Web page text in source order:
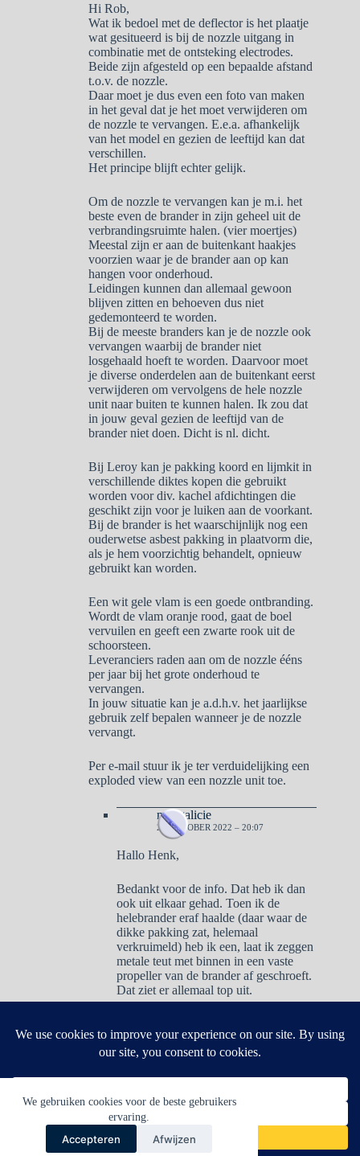
We gebruiken cookies voor de beste gebruikers
ervaring.
Accepteren Afwijzen
Hi Rob,
Wat ik bedoel met de deflector is het plaatje
wat gesitueerd is bij de nozzle uitgang in
combinatie met de ontsteking electrodes.
Beide zijn afgesteld op een bepaalde afstand
t.o.v. de nozzle.
Daar moet je dus even een foto van maken
in het geval dat je het moet verwijderen om
de nozzle te vervangen. E.e.a. afhankelijk
van het model en gezien de leeftijd kan dat
verschillen.
Het principe blijft echter gelijk.
Om de nozzle te vervangen kan je m.i. het
beste even de brander in zijn geheel uit de
verbrandingsruimte halen. (vier moertjes)
Meestal zijn er aan de buitenkant haakjes
voorzien waar je de brander aan op kan
hangen voor onderhoud.
Leidingen kunnen dan allemaal gewoon
blijven zitten en behoeven dus niet
gedemonteerd te worden.
Bij de meeste branders kan je de nozzle ook
vervangen waarbij de brander niet
losgehaald hoeft te worden. Daarvoor moet
je diverse onderdelen aan de buitenkant eerst
verwijderen om vervolgens de hele nozzle
unit naar buiten te kunnen halen. Ik zou dat
in jouw geval gezien de leeftijd van de
brander niet doen. Dicht is nl. dicht.
Bij Leroy kan je pakking koord en lijmkit in
verschillende diktes kopen die gebruikt
worden voor div. kachel afdichtingen die
geschikt zijn voor je luiken aan de voorkant.
Bij de brander is het waarschijnlijk nog een
ouderwetse asbest pakking in plaatvorm die,
als je hem voorzichtig behandelt, opnieuw
gebruikt kan worden.
Een wit gele vlam is een goede ontbranding.
Wordt de vlam oranje rood, gaat de boel
vervuilen en geeft een zwarte rook uit de
schoorsteen.
Leveranciers raden aan om de nozzle ééns
per jaar bij het grote onderhoud te
vervangen.
In jouw situatie kan je a.d.h.v. het jaarlijkse
gebruik zelf bepalen wanneer je de nozzle
vervangt.
Per e-mail stuur ik je ter verduidelijking een
exploded view van een nozzle unit toe.
naargalicie
25 OKTOBER 2022 – 20:07
Hallo Henk,
Bedankt voor de info. Dat heb ik dan
ook uit elkaar gehad. Toen ik de
helebrander eraf haalde (daar waar de
dikke pakking zat, helemaal
verkruimeld) heb ik een, laat ik zeggen
metale teut met binnen in een vaste
propeller van de brander af geschroeft.
Dat ziet er allemaal top uit.
Reacties zijn gesloten.